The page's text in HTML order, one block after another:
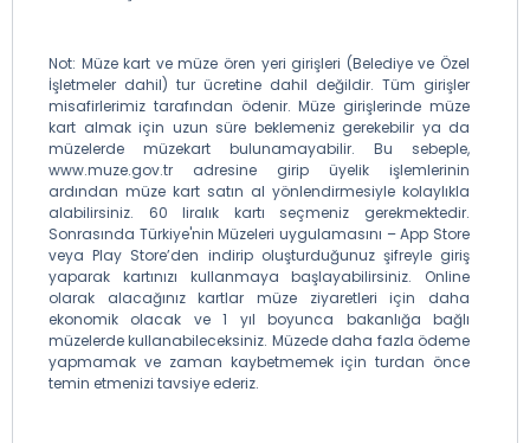
Not: Müze kart ve müze ören yeri girişleri (Belediye ve Özel
İşletmeler dahil) tur ücretine dahil değildir. Tüm girişler
misafirlerimiz tarafından ödenir. Müze girişlerinde müze
kart almak için uzun süre beklemeniz gerekebilir ya da
müzelerde müzekart bulunamayabilir. Bu sebeple,
www.muze.gov.tr adresine girip üyelik işlemlerinin
ardından müze kart satın al yönlendirmesiyle kolaylıkla
alabilirsiniz. 60 liralık kartı seçmeniz gerekmektedir.
Sonrasında Türkiye'nin Müzeleri uygulamasını – App Store
veya Play Store’den indirip oluşturduğunuz şifreyle giriş
yaparak kartınızı kullanmaya başlayabilirsiniz. Online
olarak alacağınız kartlar müze ziyaretleri için daha
ekonomik olacak ve 1 yıl boyunca bakanlığa bağlı
müzelerde kullanabileceksiniz. Müzede daha fazla ödeme
yapmamak ve zaman kaybetmemek için turdan önce
temin etmenizi tavsiye ederiz.